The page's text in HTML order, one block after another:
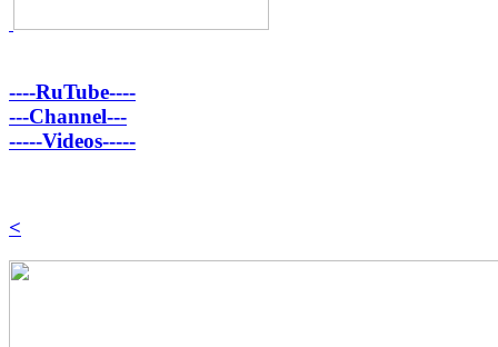
----RuTube----
---Channel---
-----Videos-----
<